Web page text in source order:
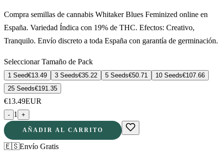
Compra semillas de cannabis Whitaker Blues Feminized online en
España. Variedad Índica con 19% de THC. Efectos: Creativo,
Tranquilo. Envío discreto a toda España con garantía de germinación.
Seleccionar Tamaño de Pack
1 Seed€13.49 3 Seeds€35.22 5 Seeds€50.71 10 Seeds€107.66
25 Seeds€191.35
€13.49EUR
- 1 +
AÑADIR AL CARRITO
🇪🇸Envío Gratis